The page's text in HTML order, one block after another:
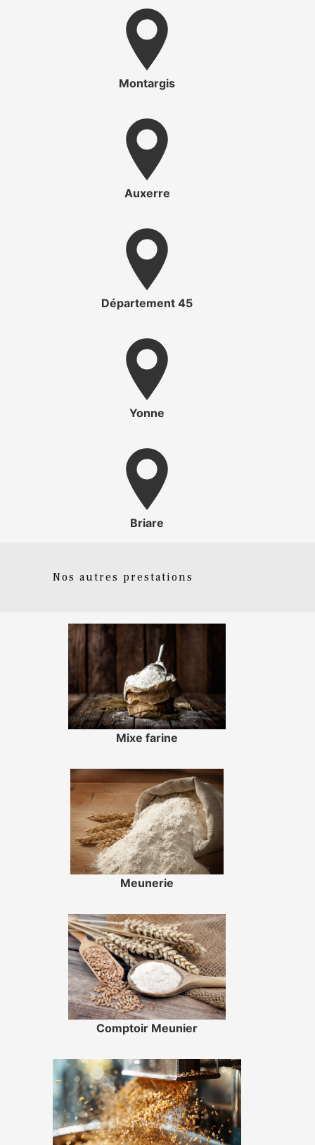
Montargis
Auxerre
Département 45
Yonne
Briare
Nos autres prestations
Mixe farine
Meunerie
Comptoir Meunier